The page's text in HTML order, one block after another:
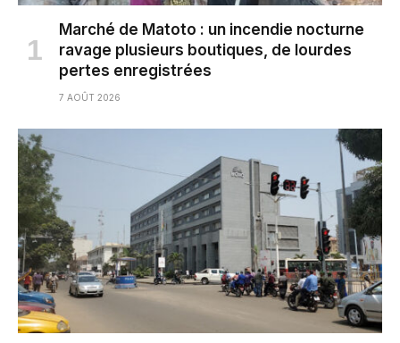
Marché de Matoto : un incendie nocturne
ravage plusieurs boutiques, de lourdes
pertes enregistrées
7 AOÛT 2026